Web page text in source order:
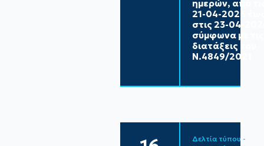
ημερών, από
21-04-2026
στις 23-04-
σύμφωνα με τις
διατάξεις του
Ν.4849/2021
Δελτία τύπου -